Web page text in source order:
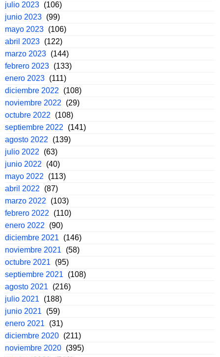
julio 2023 (106)
junio 2023 (99)
mayo 2023 (106)
abril 2023 (122)
marzo 2023 (144)
febrero 2023 (133)
enero 2023 (111)
diciembre 2022
(108)
noviembre 2022
(29)
octubre 2022
(108)
septiembre 2022
(141)
agosto 2022
(139)
julio 2022
(63)
junio 2022
(40)
mayo 2022
(113)
abril 2022
(87)
marzo 2022
(103)
febrero 2022
(110)
enero 2022
(90)
diciembre 2021
(146)
noviembre 2021
(58)
octubre 2021
(95)
septiembre 2021
(108)
agosto 2021
(216)
julio 2021
(188)
junio 2021
(59)
enero 2021
(31)
diciembre 2020 (211)
noviembre 2020 (395)